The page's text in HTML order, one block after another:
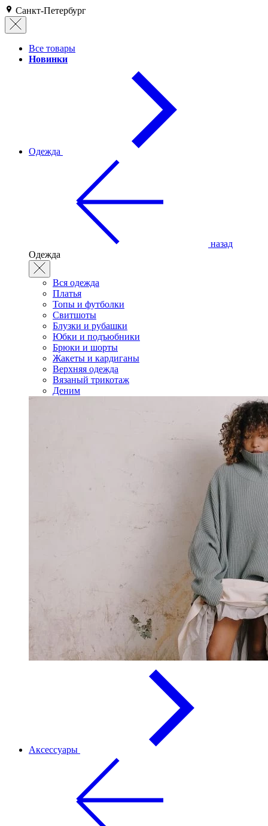
Санкт-Петербург
Все товары
Новинки
Одежда
назад
Одежда
Вся одежда
Платья
Топы и футболки
Свитшоты
Блузки и рубашки
Юбки и подъюбники
Брюки и шорты
Жакеты и кардиганы
Верхняя одежда
Вязаный трикотаж
Деним
Аксессуары